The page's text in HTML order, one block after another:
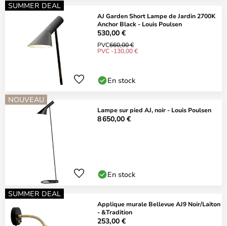
SUMMER DEAL
AJ Garden Short Lampe de Jardin 2700K
Anchor Black - Louis Poulsen
530,00 €
PVC660,00 €
PVC -130,00 €
En stock
NOUVEAU
Lampe sur pied AJ, noir - Louis Poulsen
8 650,00 €
En stock
SUMMER DEAL
Applique murale Bellevue AJ9 Noir/Laiton
- &Tradition
253,00 €